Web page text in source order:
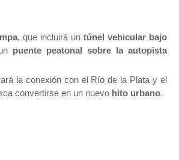
, que incluirá un túnel vehicular bajo
puente peatonal sobre la autopista
la conexión con el Río de la Plata y el
convertirse en un nuevo hito urbano.